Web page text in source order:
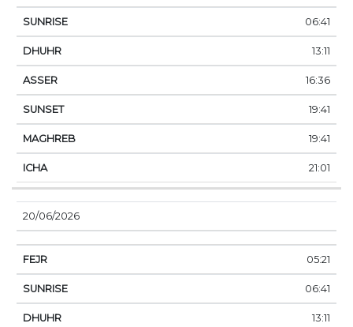
06:41
13:11
16:36
19:41
19:41
21:01
20/06/2026
05:21
06:41
13:11